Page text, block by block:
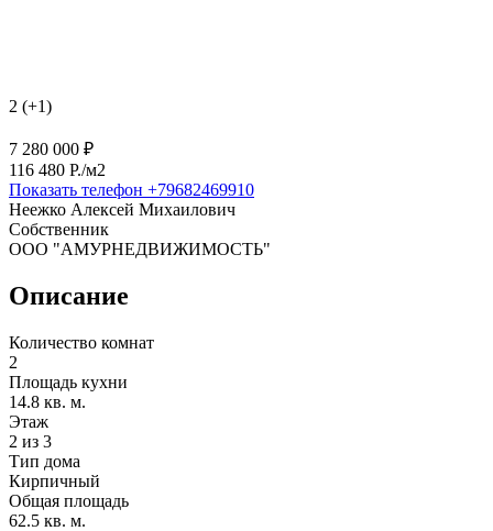
2 (+1)
7 280 000 ₽
116 480 P./м2
Показать телефон +79682469910
Неежко Алексей Михаилович
Собственник
ООО "АМУРНЕДВИЖИМОСТЬ"
Описание
Количество комнат
2
Площадь кухни
14.8 кв. м.
Этаж
2 из 3
Тип дома
Кирпичный
Общая площадь
62.5 кв. м.